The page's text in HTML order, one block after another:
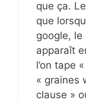
que ça.
que
google, le
apparaît
l’on tape
« graines
clause »